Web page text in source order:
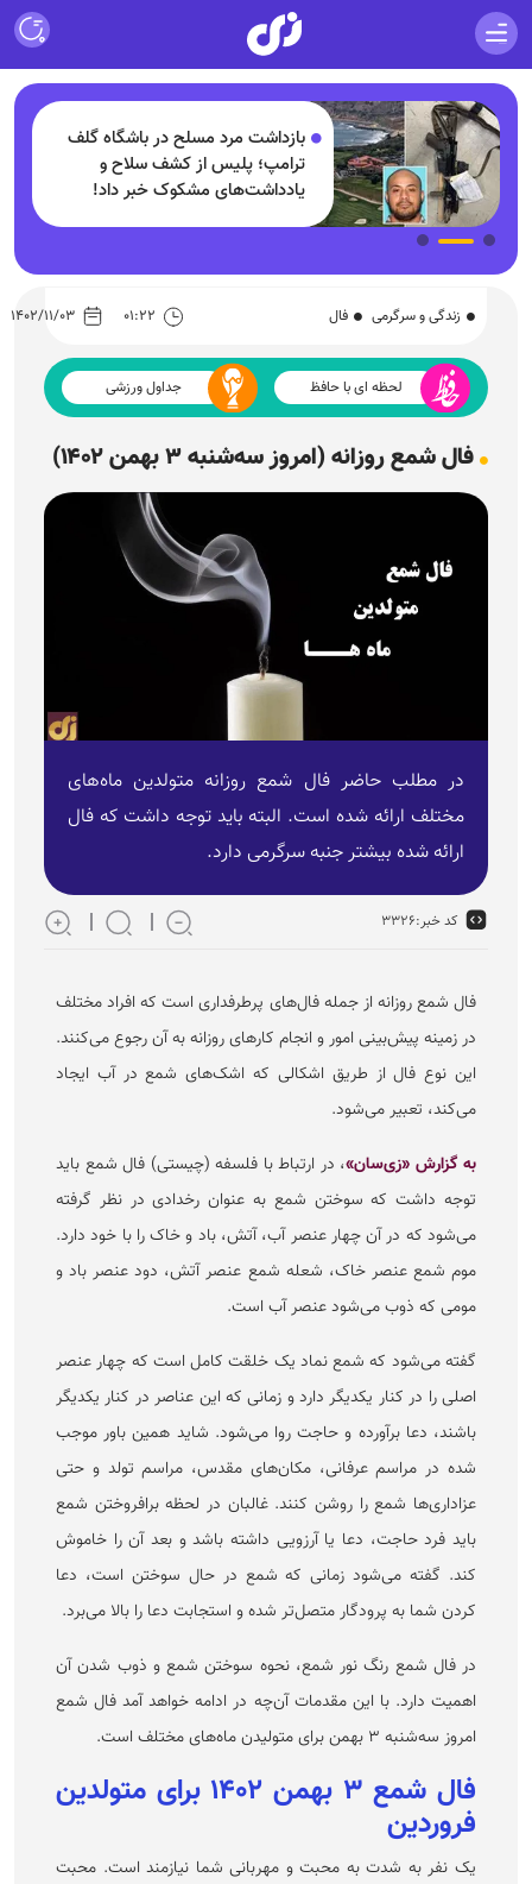
بازداشت مرد مسلح در باشگاه گلف
ترامپ؛ پلیس از کشف سلاح و
یادداشت‌های مشکوک خبر داد!
زندگی و سرگرمی فال ۰۱:۲۲ ۱۴۰۲/۱۱/۰۳
لحظه ای با حافظ جداول ورزشی
فال شمع روزانه (امروز سه‌شنبه ۳ بهمن ۱۴۰۲)
در مطلب حاضر فال شمع روزانه متولدین ماه‌های
مختلف ارائه شده است. البته باید توجه داشت که فال
ارائه شده بیشتر جنبه سرگرمی دارد.
کد خبر:۳۳۲۶
فال شمع روزانه از جمله فال‌های پرطرفداری است که افراد مختلف
در زمینه پیش‌بینی امور و انجام کار‌های روزانه به آن رجوع می‌کنند.
این نوع فال از طریق اشکالی که اشک‌های شمع در آب ایجاد
می‌کند، تعبیر می‌شود.
به گزارش «زی‌سان»، در ارتباط با فلسفه (چیستی) فال شمع باید
توجه داشت که سوختن شمع به عنوان رخدادی در نظر گرفته
می‌شود که در آن چهار عنصر آب، آتش، باد و خاک را با خود دارد.
موم شمع عنصر خاک، شعله شمع عنصر آتش، دود عنصر باد و
مومی که ذوب می‌شود عنصر آب است.
گفته می‌شود که شمع نماد یک خلقت کامل است که چهار عنصر
اصلی را در کنار یکدیگر دارد و زمانی که این عناصر در کنار یکدیگر
باشند، دعا برآورده و حاجت روا می‌شود. شاید همین باور موجب
شده در مراسم عرفانی، مکان‌های مقدس، مراسم تولد و حتی
عزاداری‌ها شمع را روشن کنند. غالبان در لحظه برافروختن شمع
باید فرد حاجت، دعا یا آرزویی داشته باشد و بعد آن را خاموش
کند. گفته می‌شود زمانی که شمع در حال سوختن است، دعا
کردن شما به پرودگار متصل‌تر شده و استجابت دعا را بالا می‌برد.
در فال شمع رنگ نور شمع، نحوه سوختن شمع و ذوب شدن آن
اهمیت دارد. با این مقدمات آن‌چه در ادامه خواهد آمد فال شمع
امروز سه‌شنبه ۳ بهمن برای متولیدن ماه‌های مختلف است.
فال شمع ۳ بهمن ۱۴۰۲ برای متولدین
فروردین
یک نفر به شدت به محبت و مهربانی شما نیاز‌مند است. محبت